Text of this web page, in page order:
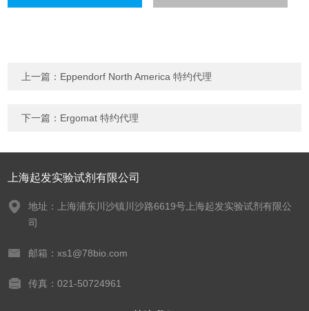
上一篇： Eppendorf North America 特约代理
下一篇： Ergomat 特约代理
上海起发实验试剂有限公司
地址：上海浦东川沙镇川沙路6619号上海起发实验试剂有限公
司
邮箱：xs1@78bio.com
传真：021-50724961